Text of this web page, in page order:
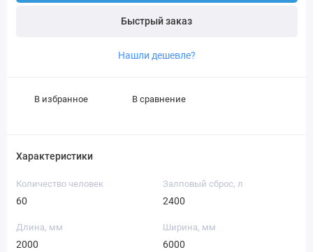
Быстрый заказ
Нашли дешевле?
В избранное В сравнение
Характеристики
Количество человек
60
Залповый сброс, л
2400
Длина, мм
2000
Ширина, мм
6000